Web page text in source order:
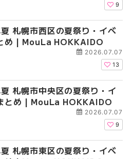
9
札幌市西区の夏祭り・イベ
め | MouLa HOKKAIDO
2026.07.07
13
札幌市中央区の夏祭り・イ
とめ | MouLa HOKKAIDO
2026.07.07
9
札幌市東区の夏祭り・イベ
2026年夏 札幌市北区
ントまとめ | MouLa
2026年夏 札幌市清田
ベントまとめ |
2026年夏 札幌市手稲
2026年夏 札幌市清田
ベントまとめ |
2026年夏 札幌市手稲
ベントまとめ |
2026年夏 札幌市豊平